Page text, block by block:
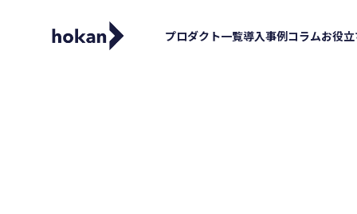
プロダクト一覧導入事例コラムお役